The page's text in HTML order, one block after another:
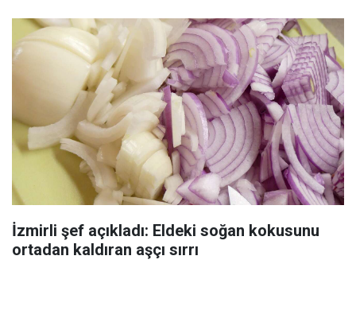
İzmirli şef açıkladı: Eldeki soğan kokusunu
ortadan kaldıran aşçı sırrı